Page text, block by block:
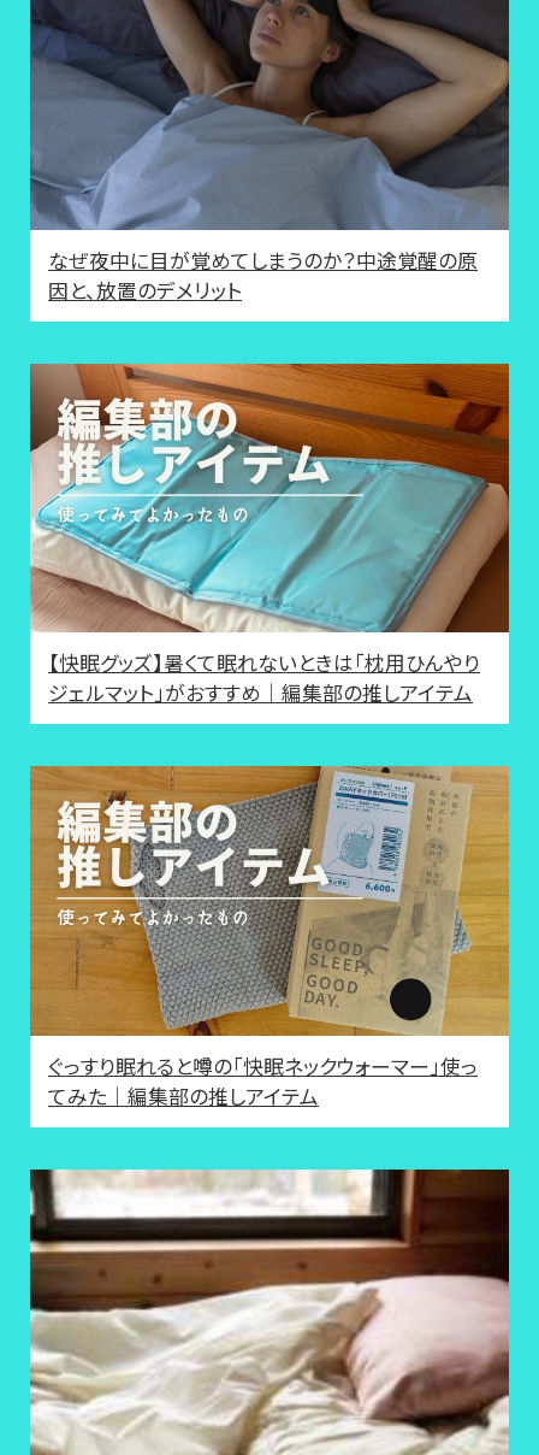
なぜ夜中に目が覚めてしまうのか？中途覚醒の原
因と、放置のデメリット
【快眠グッズ】暑くて眠れないときは「枕用ひんやり
ジェルマット」がおすすめ｜編集部の推しアイテム
ぐっすり眠れると噂の「快眠ネックウォーマー」使っ
てみた｜編集部の推しアイテム